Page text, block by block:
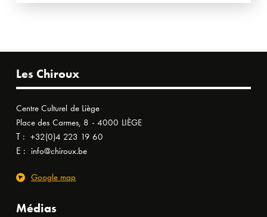
Les Chiroux
Centre Culturel de Liège
Place des Carmes, 8 - 4000 LIÈGE
T : +32(0)4 223 19 60
E : info@chiroux.be
Google map
Médias